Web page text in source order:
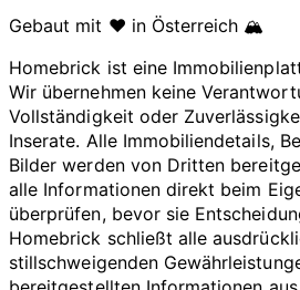
Gebaut mit ❤️ in Österreich 🏔️
Homebrick ist eine
Wir übernehmen keine
Vollständigkeit oder
Inserate. Alle Immobiliendetails,
Bilder werden von Dritten
alle Informationen direkt beim
überprüfen, bevor sie
Homebrick schließt alle
stillschweigenden